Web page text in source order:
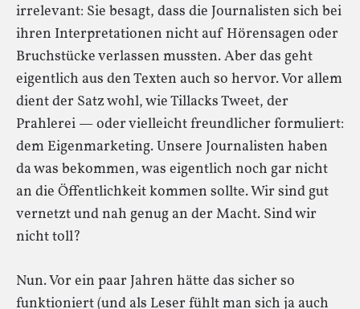
irrelevant: Sie besagt, dass die Journalisten sich bei
ihren Interpretationen nicht auf Hörensagen oder
Bruchstücke verlassen mussten. Aber das geht
eigentlich aus den Texten auch so hervor. Vor allem
dient der Satz wohl, wie Tillacks Tweet, der
Prahlerei — oder vielleicht freundlicher formuliert:
dem Eigenmarketing. Unsere Journalisten haben
da was bekommen, was eigentlich noch gar nicht
an die Öffentlichkeit kommen sollte. Wir sind gut
vernetzt und nah genug an der Macht. Sind wir
nicht toll?
Nun. Vor ein paar Jahren hätte das sicher so
funktioniert (und als Leser fühlt man sich ja auch